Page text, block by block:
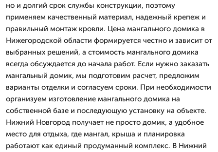
но и долгий срок службы конструкции, поэтому
применяем качественный материал, надежный крепеж и
правильный монтаж кровли. Цена мангального домика в
Нижегородской области формируется честно и зависит от
выбранных решений, а стоимость мангального домика
всегда обсуждается до начала работ. Если нужно заказать
мангальный домик, мы подготовим расчет, предложим
варианты отделки и согласуем сроки. При необходимости
организуем изготовление мангального домика на
собственной базе и последующую установку на объекте.
Нижний Новгород получает не просто домик, а удобное
место для отдыха, где мангал, крыша и планировка
работают как единый продуманный комплекс. В Нижний